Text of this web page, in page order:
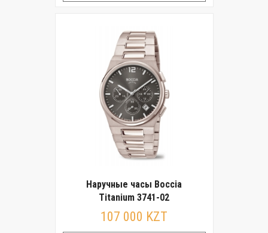
Наручные часы Boccia
Titanium 3741-02
107 000 KZT